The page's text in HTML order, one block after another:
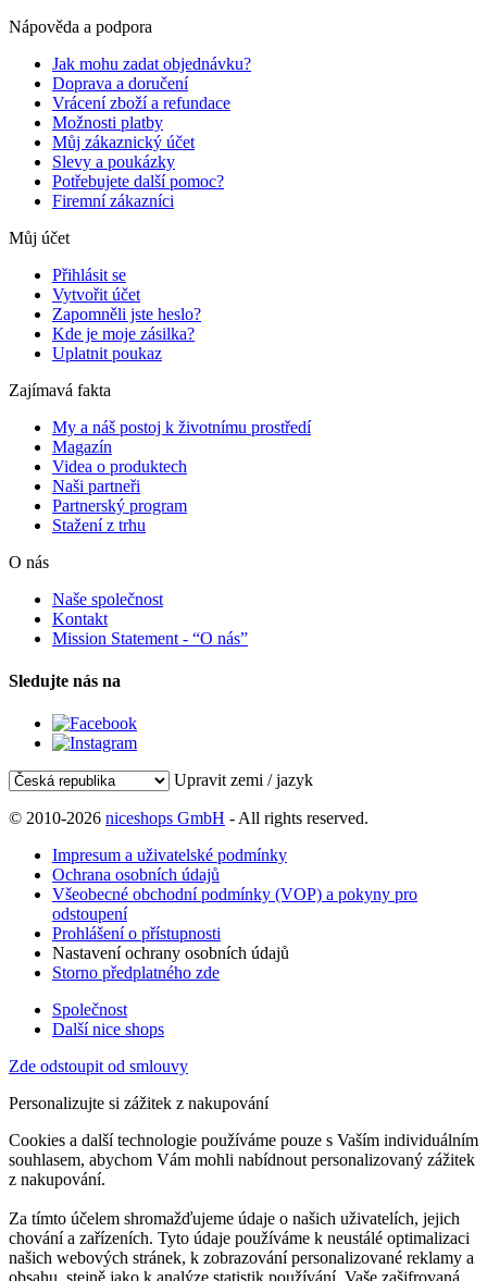
Nápověda a podpora
Jak mohu zadat objednávku?
Doprava a doručení
Vrácení zboží a refundace
Možnosti platby
Můj zákaznický účet
Slevy a poukázky
Potřebujete další pomoc?
Firemní zákazníci
Můj účet
Přihlásit se
Vytvořit účet
Zapomněli jste heslo?
Kde je moje zásilka?
Uplatnit poukaz
Zajímavá fakta
My a náš postoj k životnímu prostředí
Magazín
Videa o produktech
Naši partneři
Partnerský program
Stažení z trhu
O nás
Naše společnost
Kontakt
Mission Statement - “O nás”
Sledujte nás na
Upravit zemi / jazyk
© 2010-2026 niceshops GmbH - All rights reserved.
Impresum a uživatelské podmínky
Ochrana osobních údajů
Všeobecné obchodní podmínky (VOP) a pokyny pro
odstoupení
Prohlášení o přístupnosti
Nastavení ochrany osobních údajů
Storno předplatného zde
Společnost
Další nice shops
Zde odstoupit od smlouvy
Personalizujte si zážitek z nakupování
Cookies a další technologie používáme pouze s Vaším individuálním
souhlasem, abychom Vám mohli nabídnout personalizovaný zážitek
z nakupování.
Za tímto účelem shromažďujeme údaje o našich uživatelích, jejich
chování a zařízeních. Tyto údaje používáme k neustálé optimalizaci
našich webových stránek, k zobrazování personalizované reklamy a